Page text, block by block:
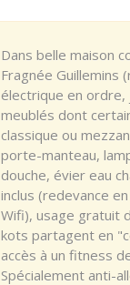
Dans belle maison
Fragnée
électrique en ordre,
meublés dont
classique ou
porte-manteau,
douche, évier eau
inclus (redevance
Wifi), usage gratuit
kots partagent en
accès à un fitness
Spécialement anti-